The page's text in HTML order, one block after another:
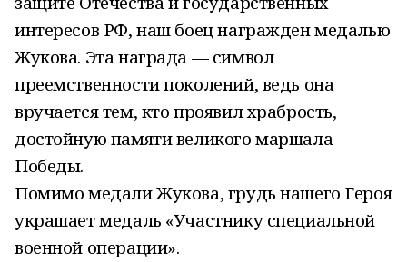
интересов РФ, наш боец награжден медалью
Жукова. Эта награда — символ
преемственности поколений, ведь она
вручается тем, кто проявил храбрость,
достойную памяти великого маршала
Победы.
Помимо медали Жукова, грудь нашего Героя
украшает медаль «Участнику специальной
военной операции».